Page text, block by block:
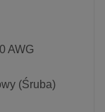
AWG
(Śruba)